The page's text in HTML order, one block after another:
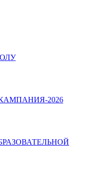
2026